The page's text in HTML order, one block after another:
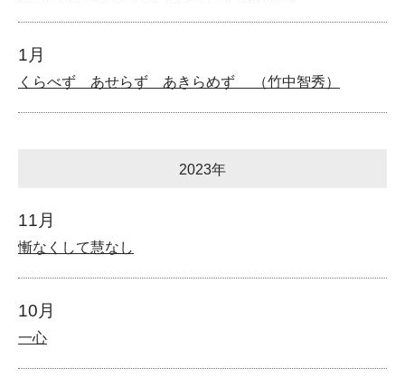
1月
くらべず あせらず あきらめず （竹中智秀）
2023年
11月
慚なくして慧なし
10月
一心